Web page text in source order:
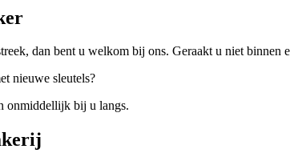
dan bent u welkom bij ons. Geraakt u niet binnen
nieuwe sleutels?
onmiddellijk bij u langs.